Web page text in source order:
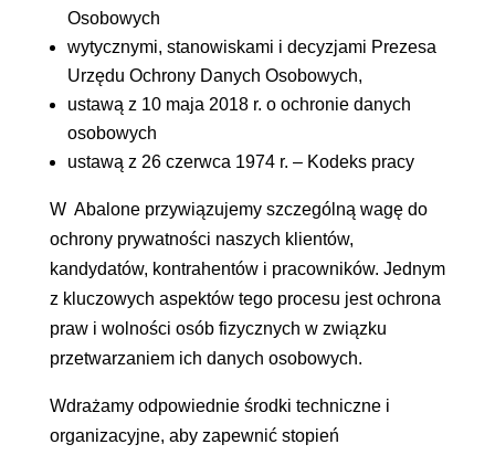
Osobowych
wytycznymi, stanowiskami i decyzjami Prezesa
Urzędu Ochrony Danych Osobowych,
ustawą z 10 maja 2018 r. o ochronie danych
osobowych
ustawą z 26 czerwca 1974 r. – Kodeks pracy
W Abalone przywiązujemy szczególną wagę do
ochrony prywatności naszych klientów,
kandydatów, kontrahentów i pracowników. Jednym
z kluczowych aspektów tego procesu jest ochrona
praw i wolności osób fizycznych w związku
przetwarzaniem ich danych osobowych.
Wdrażamy odpowiednie środki techniczne i
organizacyjne, aby zapewnić stopień